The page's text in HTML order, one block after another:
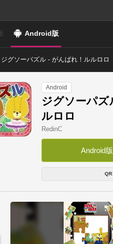
Android版
ジグソーパズル - がんばれ！ルルロロ
Android
ジグソーパ
ルロロ
RedinC
Android
QR